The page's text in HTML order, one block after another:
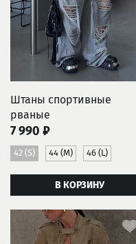
Штаны спортивные
рваные
7 990 ₽
В КОРЗИНУ
42 (S) 44 (M) 46 (L)